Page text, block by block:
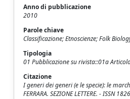
Anno di pubblicazione
2010
Parole chiave
Classificazione; Etnoscienze; Folk
Tipologia
01 Pubblicazione su rivista::01a
Citazione
I generi dei generi (e le specie): le
FERRARA. SEZIONE LETTERE. - ISSN